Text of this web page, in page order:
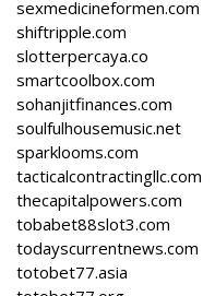
sexmedicineformen.com
shiftripple.com
slotterpercaya.co
smartcoolbox.com
sohanjitfinances.com
soulfulhousemusic.net
sparklooms.com
tacticalcontractingllc.com
thecapitalpowers.com
tobabet88slot3.com
todayscurrentnews.com
totobet77.asia